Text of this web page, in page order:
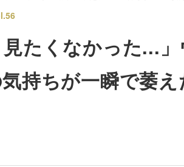
見たくなかった...
持ちが一瞬で萎